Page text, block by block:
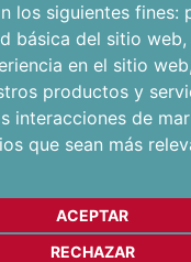
los siguientes fines:
básica del sitio web,
en el sitio web,
productos y
interacciones de
que sean más
ACEPTAR
RECHAZAR